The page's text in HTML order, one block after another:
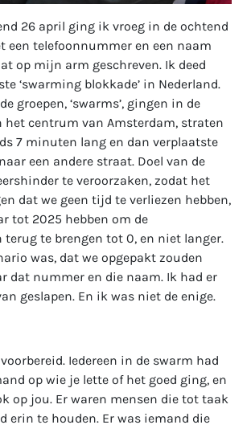
26 april ging ik vroeg in de ochtend
een telefoonnummer en een naam
op mijn arm geschreven. Ik deed
‘swarming blokkade’ in Nederland.
groepen, ‘swarms’, gingen in de
centrum van Amsterdam, straten
7 minuten lang en dan verplaatste
een andere straat. Doel van de
te veroorzaken, zodat het
dat we geen tijd te verliezen hebben,
tot 2025 hebben om de
terug te brengen tot 0, en niet langer.
was, dat we opgepakt zouden
dat nummer en die naam. Ik had er
geslapen. En ik was niet de enige.
Iedereen in de swarm had
op wie je lette of het goed ging, en
op jou. Er waren mensen die tot taak
erin te houden. Er was iemand die